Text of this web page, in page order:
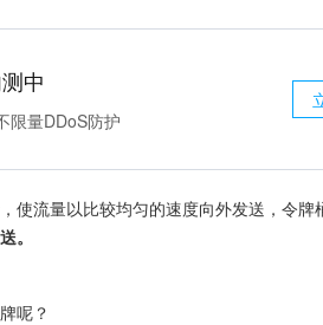
中
限量DDoS防护
使流量以比较均匀的速度向外发送，令牌
。
呢？